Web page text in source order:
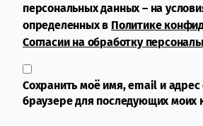
персональных данных – на
определенных в Политике
Согласии на обработку
Сохранить моё имя, email и адрес
браузере для последующих моих